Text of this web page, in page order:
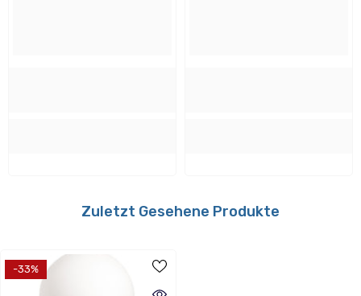
Zuletzt Gesehene Produkte
-33%